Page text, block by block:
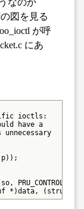
図を見る
が呼
にあ
ioctls:
have a
unnecessary
PRU_CONTROL,
*)data, (struct